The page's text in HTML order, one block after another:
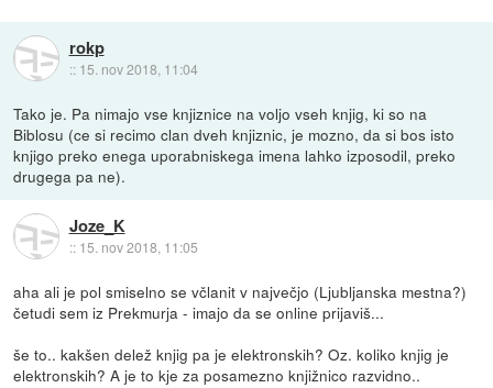
rokp
:: 15. nov 2018, 11:04
Tako je. Pa nimajo vse knjiznice na voljo vseh knjig, ki so na
Biblosu (ce si recimo clan dveh knjiznic, je mozno, da si bos isto
knjigo preko enega uporabniskega imena lahko izposodil, preko
drugega pa ne).
Joze_K
:: 15. nov 2018, 11:05
aha ali je pol smiselno se včlanit v največjo (Ljubljanska mestna?)
četudi sem iz Prekmurja - imajo da se online prijaviš...
še to.. kakšen delež knjig pa je elektronskih? Oz. koliko knjig je
elektronskih? A je to kje za posamezno knjižnico razvidno..